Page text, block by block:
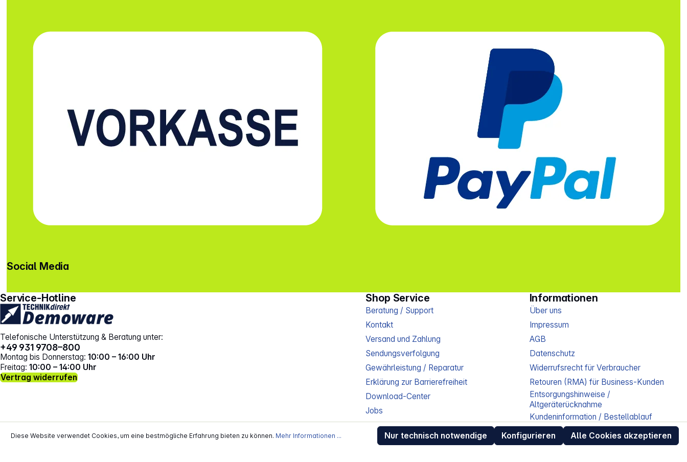
Service-Hotline
Telefonische Unterstützung & Beratung unter:
+49 931 9708–800
Montag bis Donnerstag: 10:00 – 16:00 Uhr
Freitag: 10:00 – 14:00 Uhr
Vertrag widerrufen
Shop Service
Beratung / Support
Kontakt
Versand und Zahlung
Sendungsverfolgung
Gewährleistung / Reparatur
Erklärung zur Barrierefreiheit
Download-Center
Jobs
Informationen
Über uns
Impressum
AGB
Datenschutz
Widerrufsrecht für Verbraucher
Retouren (RMA) für Business-Kunden
Entsorgungshinweise /
Altgeräterücknahme
Kundeninformation / Bestellablauf
Cookie-Einstellungen
EU Data Act
Social Media
Diese Website verwendet Cookies, um eine bestmögliche Erfahrung bieten zu können. Mehr Informationen ... Nur technisch notwendige Konfigurieren Alle Cookies akzeptieren